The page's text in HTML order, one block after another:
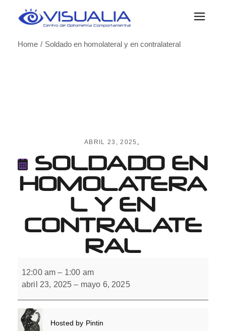
Home
Soldado en homolateral y en contralateral
ABRIL 23, 2025
SOLDADO EN
HOMOLATERA
L Y EN
CONTRALATE
RAL
en
homolateral
contralateral
12:00 am – 1:00 am
abril 23, 2025 – mayo 6, 2025
Hosted by Pintin